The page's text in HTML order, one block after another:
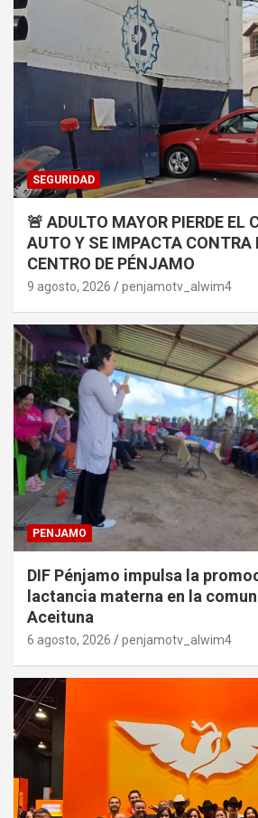
SEGURIDAD
🚨 ADULTO MAYOR PIERDE EL
AUTO Y SE IMPACTA CONTRA
CENTRO DE PÉNJAMO
9 agosto, 2026 penjamotv_alwim4
PENJAMO
DIF Pénjamo impulsa la
lactancia materna en la
Aceituna
6 agosto, 2026 penjamotv_alwim4